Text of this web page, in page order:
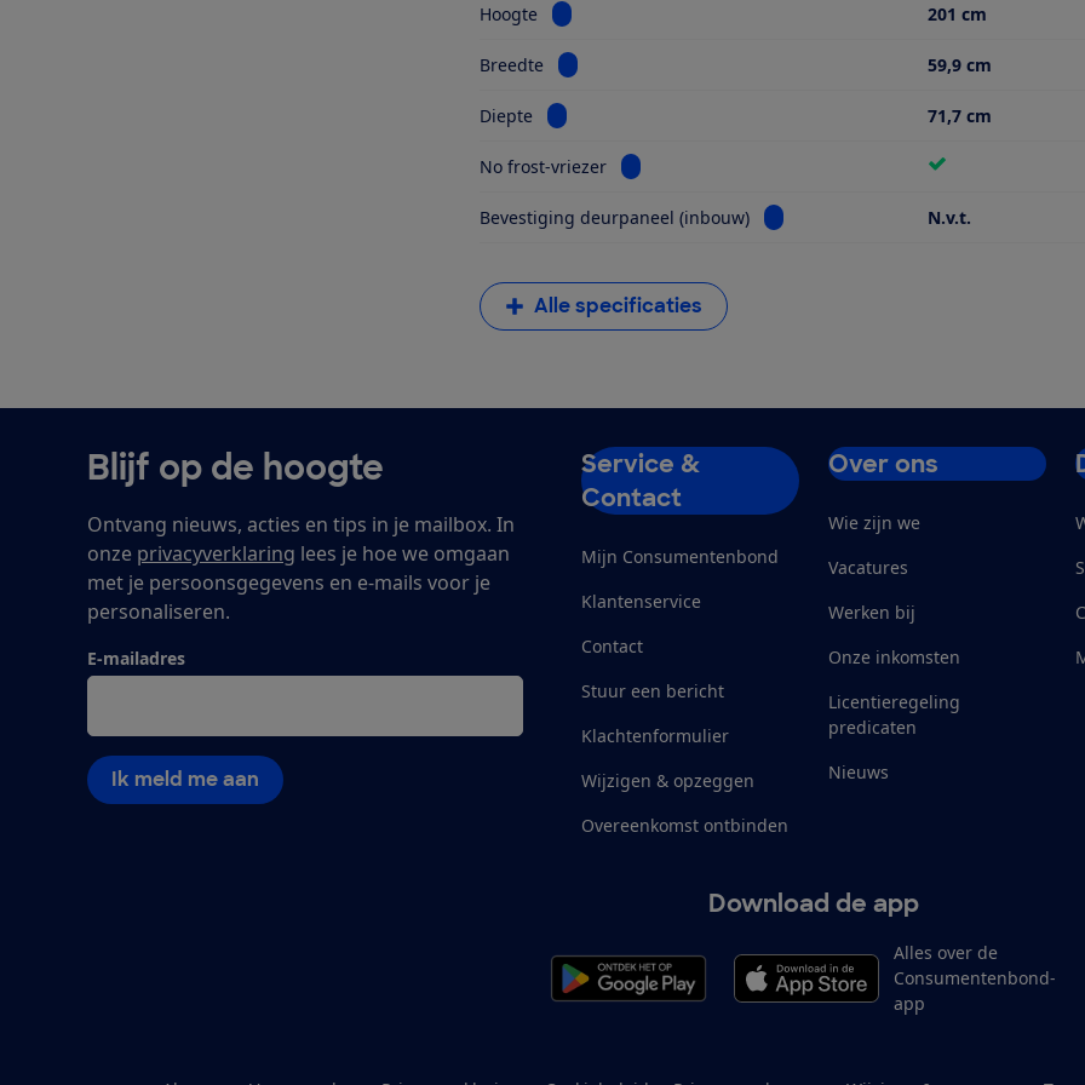
Hoogte Bekijk informatie voor Hoogte 201 cm
Breedte Bekijk informatie voor Breedte 59,9 cm
Diepte Bekijk informatie voor Diepte 71,7 cm
No frost-vriezer Bekijk informatie voor No frost-vriezer
Bevestiging deurpaneel (inbouw) Bekijk informatie voor Bevestiging
N.v.t.
Alle specificaties
Blijf op de hoogte
Ontvang nieuws, acties en tips in je mailbox. In
onze privacyverklaring lees je hoe we omgaan
met je persoonsgegevens en e-mails voor je
personaliseren.
E-mailadres
Ik meld me aan
Service &
Contact
Mijn Consumentenbond
Klantenservice
Contact
Stuur een bericht
Klachtenformulier
Wijzigen & opzeggen
Overeenkomst ontbinden
Over ons
Wie zijn we
Vacatures
Werken bij
Onze inkomsten
Licentieregeling
predicaten
Nieuws
Download de app
Alles over de
Consumentenbond-
app